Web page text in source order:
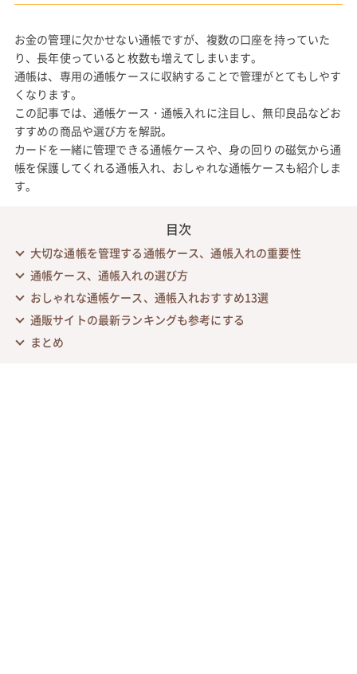
お金の管理に欠かせない通帳ですが、複数の口座を持っていた
り、長年使っていると枚数も増えてしまいます。
通帳は、専用の通帳ケースに収納することで管理がとてもしやす
くなります。
この記事では、通帳ケース・通帳入れに注目し、無印良品などお
すすめの商品や選び方を解説。
カードを一緒に管理できる通帳ケースや、身の回りの磁気から通
帳を保護してくれる通帳入れ、おしゃれな通帳ケースも紹介しま
す。
目次
大切な通帳を管理する通帳ケース、通帳入れの重要性
通帳ケース、通帳入れの選び方
おしゃれな通帳ケース、通帳入れおすすめ13選
通販サイトの最新ランキングも参考にする
まとめ